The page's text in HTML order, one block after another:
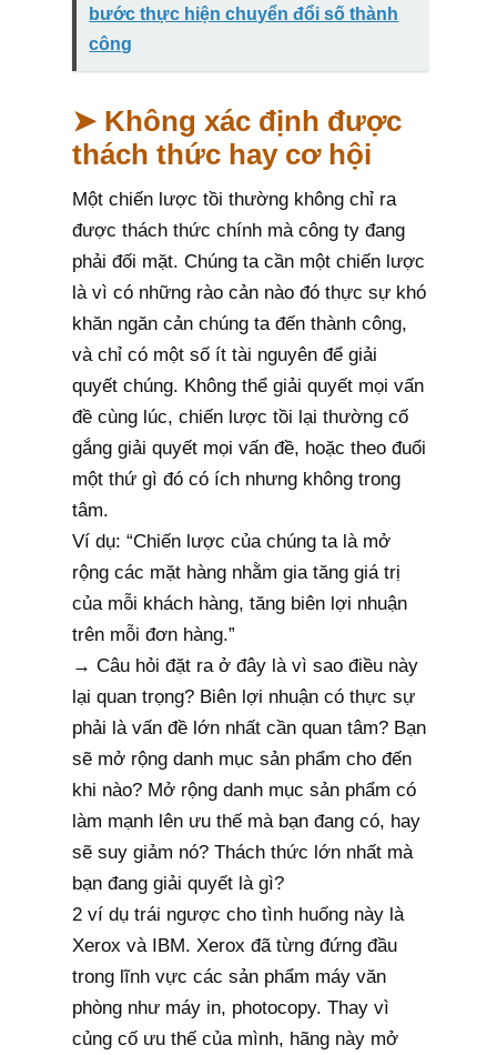
bước thực hiện chuyển đổi số thành
công
➤ Không xác định được
thách thức hay cơ hội
Một chiến lược tồi thường không chỉ ra
được thách thức chính mà công ty đang
phải đối mặt. Chúng ta cần một chiến lược
là vì có những rào cản nào đó thực sự khó
khăn ngăn cản chúng ta đến thành công,
và chỉ có một số ít tài nguyên để giải
quyết chúng. Không thể giải quyết mọi vấn
đề cùng lúc, chiến lược tồi lại thường cố
gắng giải quyết mọi vấn đề, hoặc theo đuổi
một thứ gì đó có ích nhưng không trong
tâm.
Ví dụ: “Chiến lược của chúng ta là mở
rộng các mặt hàng nhằm gia tăng giá trị
của mỗi khách hàng, tăng biên lợi nhuận
trên mỗi đơn hàng.”
→ Câu hỏi đặt ra ở đây là vì sao điều này
lại quan trọng? Biên lợi nhuận có thực sự
phải là vấn đề lớn nhất cần quan tâm? Bạn
sẽ mở rộng danh mục sản phẩm cho đến
khi nào? Mở rộng danh mục sản phẩm có
làm mạnh lên ưu thế mà bạn đang có, hay
sẽ suy giảm nó? Thách thức lớn nhất mà
bạn đang giải quyết là gì?
2 ví dụ trái ngược cho tình huống này là
Xerox và IBM. Xerox đã từng đứng đầu
trong lĩnh vực các sản phẩm máy văn
phòng như máy in, photocopy. Thay vì
củng cố ưu thế của mình, hãng này mở